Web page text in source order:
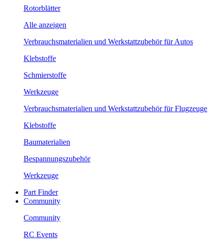
Rotorblätter
Alle anzeigen
Verbrauchsmaterialien und Werkstattzubehör für Autos
Klebstoffe
Schmierstoffe
Werkzeuge
Verbrauchsmaterialien und Werkstattzubehör für Flugzeuge
Klebstoffe
Baumaterialien
Bespannungszubehör
Werkzeuge
Part Finder
Community
Community
RC Events